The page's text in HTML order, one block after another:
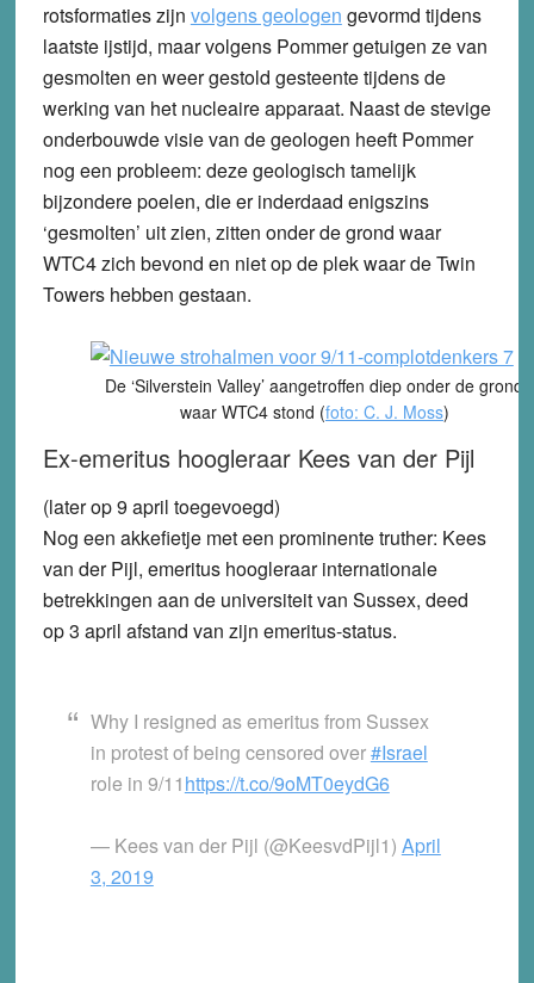
rotsformaties zijn volgens geologen gevormd tijdens
laatste ijstijd, maar volgens Pommer getuigen ze van
gesmolten en weer gestold gesteente tijdens de
werking van het nucleaire apparaat. Naast de stevige
onderbouwde visie van de geologen heeft Pommer
nog een probleem: deze geologisch tamelijk
bijzondere poelen, die er inderdaad enigszins
‘gesmolten’ uit zien, zitten onder de grond waar
WTC4 zich bevond en niet op de plek waar de Twin
Towers hebben gestaan.
De ‘Silverstein Valley’ aangetroffen diep onder de grond
waar WTC4 stond (foto: C. J. Moss)
Ex-emeritus hoogleraar Kees van der Pijl
(later op 9 april toegevoegd)
Nog een akkefietje met een prominente truther: Kees
van der Pijl, emeritus hoogleraar internationale
betrekkingen aan de universiteit van Sussex, deed
op 3 april afstand van zijn emeritus-status.
Why I resigned as emeritus from Sussex
in protest of being censored over#Israel
role in 9/11https://t.co/9oMT0eydG6
— Kees van der Pijl (@KeesvdPijl1) April
3, 2019